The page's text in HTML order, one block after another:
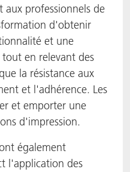
aux professionnels de
d'obtenir
et une
en relevant des
la résistance aux
et l'adhérence. Les
et emporter une
d'impression.
également
l'application des